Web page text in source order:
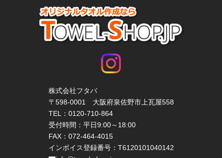
株式会社フタバ
〒598-0001 大阪府泉佐野市上瓦屋558
TEL： 0120-710-864
受付時間：平日9:00～18:00
FAX：072-464-4015
インボイス登録番号：T6120101040142